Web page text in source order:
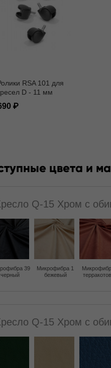
RSA 101 для
D - 11 мм
цвета и
Q-15 Хром с
39
черный
Микрофибра 1
бежевый
Q-15 Хром с